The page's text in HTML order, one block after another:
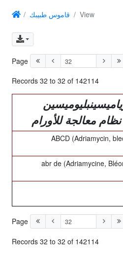
قاموس طبيبك View
Page
Records 32 to 32 of 142114
نظام معالجة للأورام
ABCD (Adriamycin,
abr de (Adriamycine,
Page
Records 32 to 32 of 142114